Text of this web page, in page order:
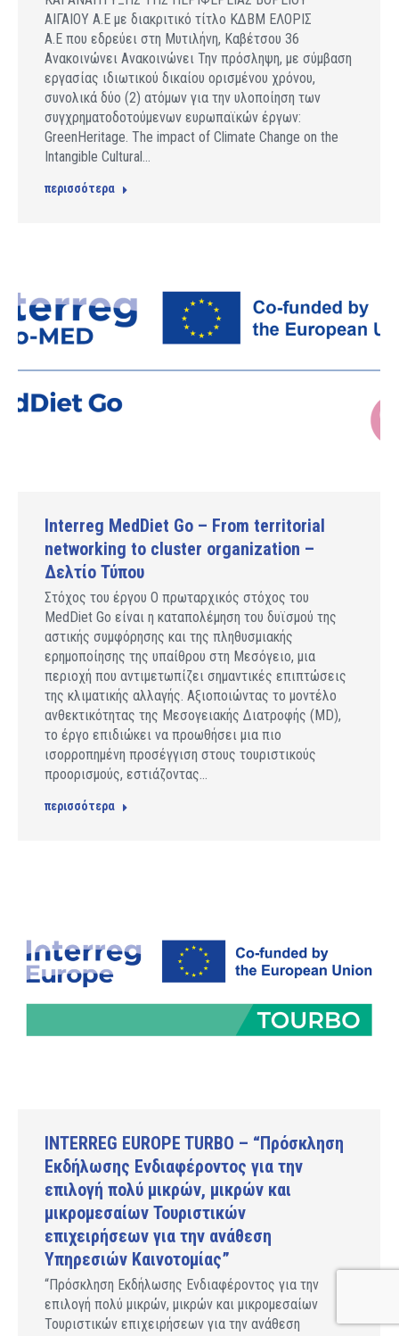
ΑΙΓΑΙΟΥ Α.Ε με διακριτικό τίτλο ΚΔΒΜ ΕΛΟΡΙΣ
Α.Ε που εδρεύει στη Μυτιλήνη, Καβέτσου 36
Ανακοινώνει Ανακοινώνει Την πρόσληψη, με σύμβαση
εργασίας ιδιωτικού δικαίου ορισμένου χρόνου,
συνολικά δύο (2) ατόμων για την υλοποίηση των
συγχρηματοδοτούμενων ευρωπαϊκών έργων:
GreenHeritage. The impact of Climate Change on the
Intangible Cultural…
περισσότερα
Interreg MedDiet Go – From territorial
networking to cluster organization –
Δελτίο Τύπου
Στόχος του έργου Ο πρωταρχικός στόχος του
MedDiet Go είναι η καταπολέμηση του δυϊσμού της
αστικής συμφόρησης και της πληθυσμιακής
ερημοποίησης της υπαίθρου στη Μεσόγειο, μια
περιοχή που αντιμετωπίζει σημαντικές επιπτώσεις
της κλιματικής αλλαγής. Αξιοποιώντας το μοντέλο
ανθεκτικότητας της Μεσογειακής Διατροφής (MD),
το έργο επιδιώκει να προωθήσει μια πιο
ισορροπημένη προσέγγιση στους τουριστικούς
προορισμούς, εστιάζοντας…
περισσότερα
INTERREG EUROPE TURBO – “Πρόσκληση
Εκδήλωσης Ενδιαφέροντος για την
επιλογή πολύ μικρών, μικρών και
μικρομεσαίων Τουριστικών
επιχειρήσεων για την ανάθεση
Υπηρεσιών Καινοτομίας”
“Πρόσκληση Εκδήλωσης Ενδιαφέροντος για την
επιλογή πολύ μικρών, μικρών και μικρομεσαίων
Τουριστικών επιχειρήσεων για την ανάθεση